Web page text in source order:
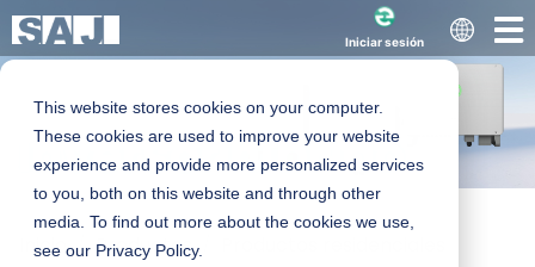
This website stores cookies on your computer.
These cookies are used to improve your website
experience and provide more personalized services
to you, both on this website and through other
media. To find out more about the cookies we use,
see our Privacy Policy.
Iniciar sesión
Inversor híbrido
inteligente serie H2
Inicio Productos